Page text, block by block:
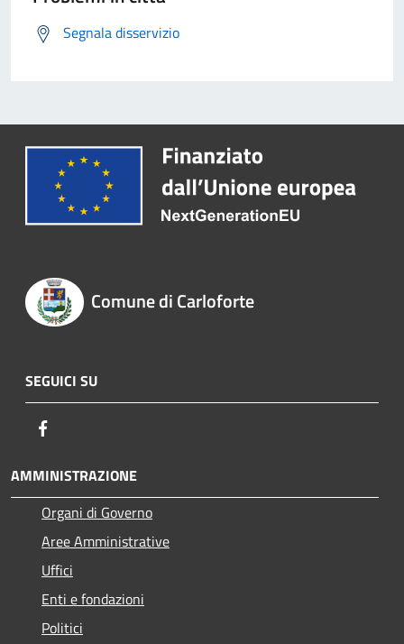
Segnala disservizio
Comune di Carloforte
SEGUICI SU
AMMINISTRAZIONE
Organi di Governo
Aree Amministrative
Uffici
Enti e fondazioni
Politici